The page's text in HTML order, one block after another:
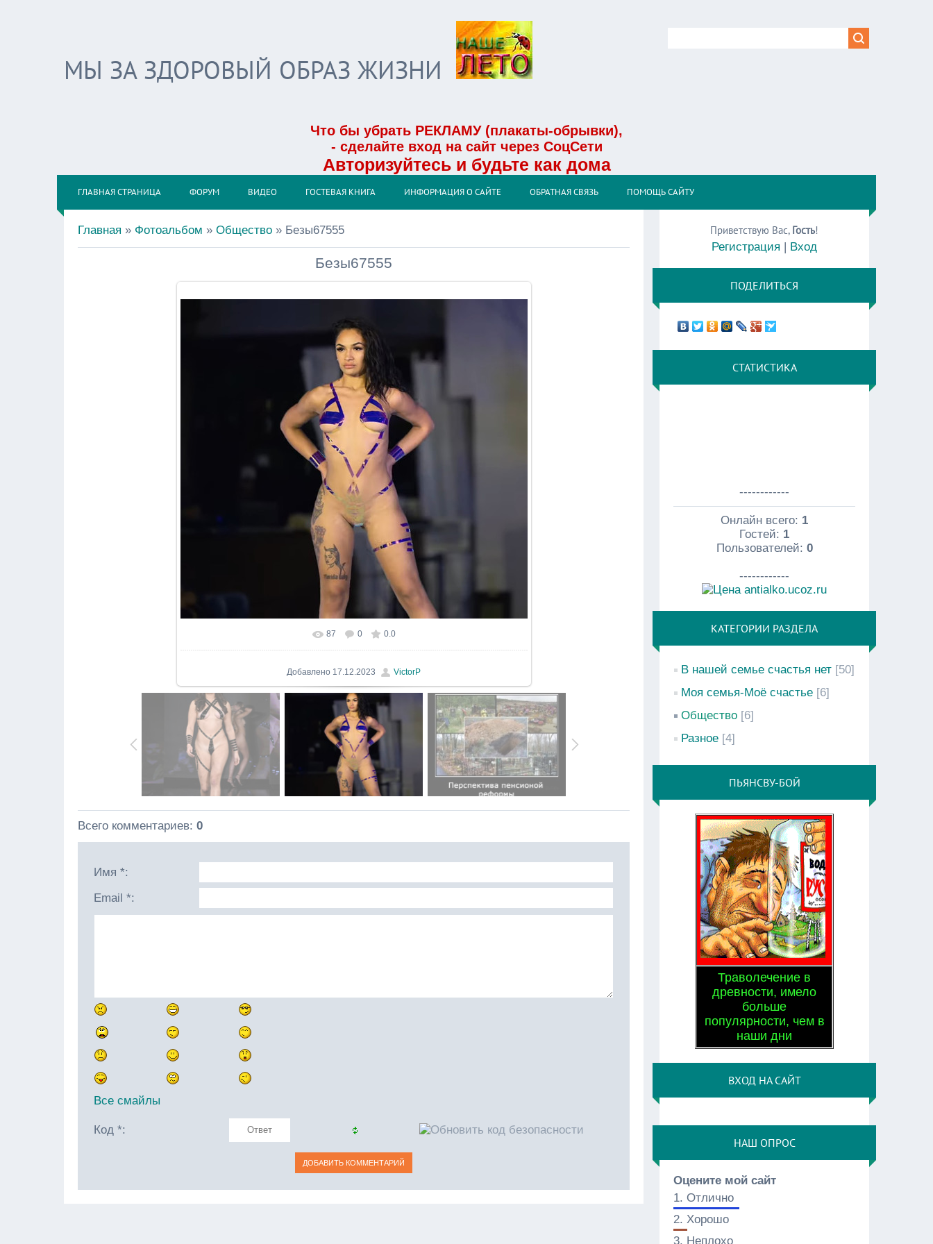
МЫ ЗА ЗДОРОВЫЙ ОБРАЗ ЖИЗНИ
Что бы убрать РЕКЛАМУ (плакаты-обрывки),
- сделайте вход на сайт через СоцСети
Авторизуйтесь и будьте как дома
ГЛАВНАЯ СТРАНИЦА ФОРУМ ВИДЕО ГОСТЕВАЯ КНИГА ИНФОРМАЦИЯ О САЙТЕ ОБРАТНАЯ СВЯЗЬ ПОМОЩЬ САЙТУ
Главная » Фотоальбом » Общество » Безы67555
Безы67555
В реальном размере 1059x975
87 0 0.0
Добавлено 17.12.2023 VictorP
Всего комментариев: 0
Имя *:
Email *:
Все смайлы
Код *:
Приветствую Вас, Гость!
Регистрация | Вход
ПОДЕЛИТЬСЯ
СТАТИСТИКА
------------
Онлайн всего: 1
Гостей: 1
Пользователей: 0
------------
КАТЕГОРИИ РАЗДЕЛА
В нашей семье счастья нет [50]
Моя семья-Моё счастье [6]
Общество [6]
Разное [4]
ПЬЯНСВУ-БОЙ
Траволечение в
древности, имело
больше
популярности, чем в
наши дни
ВХОД НА САЙТ
НАШ ОПРОС
Оцените мой сайт
1.Отлично
2.Хорошо
3. Неплохо